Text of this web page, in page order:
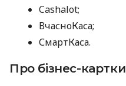
Cashalot;
ВчасноКаса;
СмартКаса.
Про бізнес-картки